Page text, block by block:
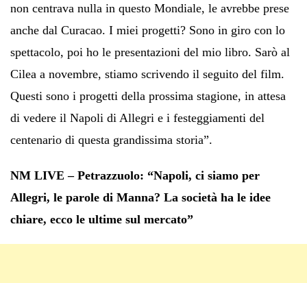
non centrava nulla in questo Mondiale, le avrebbe prese
anche dal Curacao. I miei progetti? Sono in giro con lo
spettacolo, poi ho le presentazioni del mio libro. Sarò al
Cilea a novembre, stiamo scrivendo il seguito del film.
Questi sono i progetti della prossima stagione, in attesa
di vedere il Napoli di Allegri e i festeggiamenti del
centenario di questa grandissima storia”.
NM LIVE – Petrazzuolo: “Napoli, ci siamo per
Allegri, le parole di Manna? La società ha le idee
chiare, ecco le ultime sul mercato”